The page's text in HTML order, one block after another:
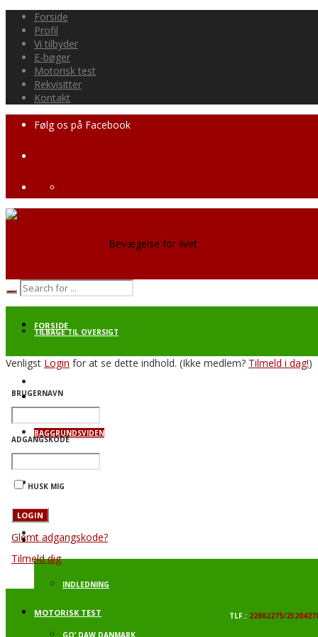
Forside
Profil
Vi tilbyder
E-bøger
Motorisk test
Rekvisitter
Kontakt
Følg os på Facebook
Bevægelse for livet
FORSIDE
PROFIL
VI TILBYDER
E-BØGER
MOTORISK TEST
TILBAGE TIL OVERSIGT
BAGGRUNDSVIDEN
RO I KAHYTTEN
LEGE OG AKTIVITETER 1
INDLEDNING
GO’ DAW DANMARK
Venligst Login for at se dette indhold. (Ikke medlem? Tilmeld i dag!)
BRUGERNAVN
ADGANGSKODE
HUSK MIG
Glemt adgangskode?
Tilmeld dig
TLF.: 22862275/